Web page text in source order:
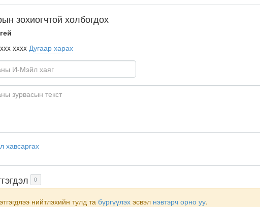
зохиогчтой холбогдох
xxxx Дугаар харах
хавсаргах
0
нийтлэхийн тулд та бүргүүлэх эсвэл нэвтэрч орно уу.